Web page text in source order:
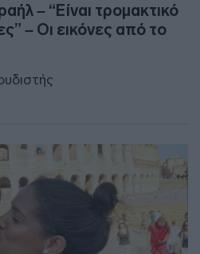
– “Είναι τρομακτικό
– Οι εικόνες από το